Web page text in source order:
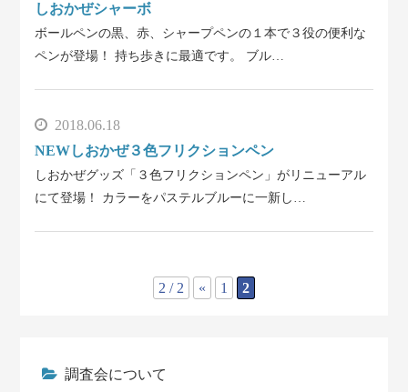
しおかぜシャーボ
ボールペンの黒、赤、シャープペンの１本で３役の便利な
ペンが登場！ 持ち歩きに最適です。 ブル…
2018.06.18
NEWしおかぜ３色フリクションペン
しおかぜグッズ「３色フリクションペン」がリニューアル
にて登場！ カラーをパステルブルーに一新し…
2 / 2 « 1 2
調査会について